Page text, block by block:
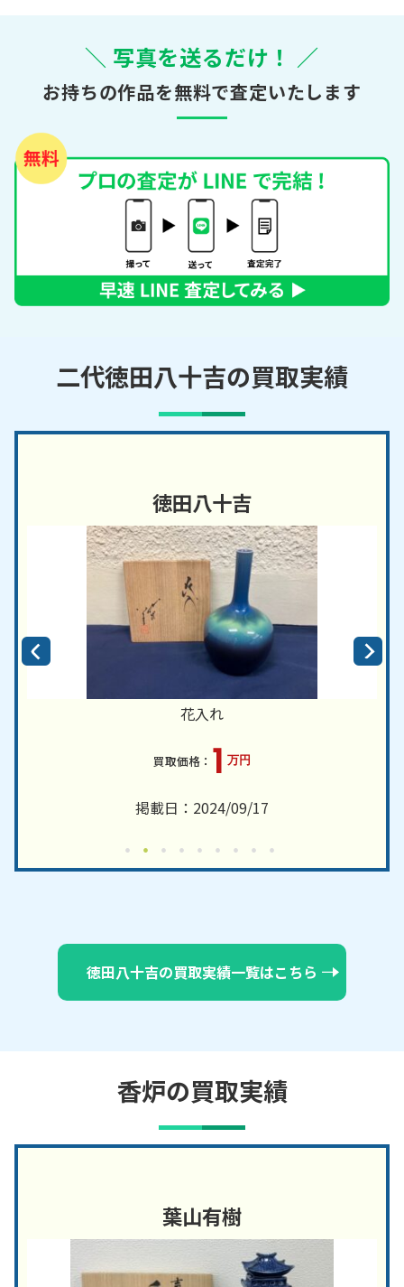
＼ 写真を送るだけ！ ／
お持ちの作品を無料で査定いたします
二代徳田八十吉の買取実績
徳田八十吉
花入れ
1 万円
掲載日：2024/09/17
徳田八十吉の買取実績一覧はこちら
香炉の買取実績
葉山有樹